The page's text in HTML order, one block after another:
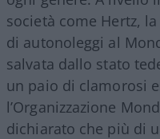
società come Hertz,
di autonoleggi al
salvata dallo stato
un paio di clamorosi
l’Organizzazione
dichiarato che più di